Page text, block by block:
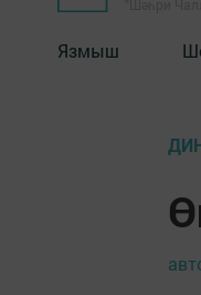
Язмыш